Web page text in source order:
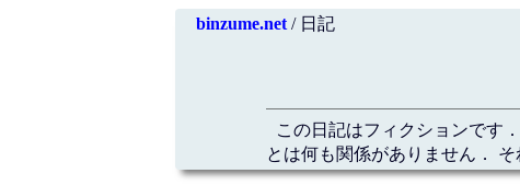
binzume.net/ 日記
この日記はフィクションです
とは何も関係がありません．